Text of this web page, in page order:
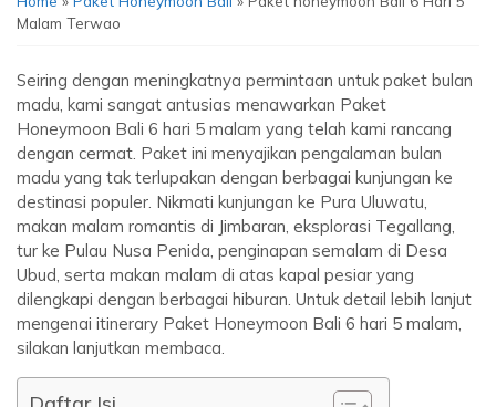
Malam Terwao
Seiring dengan meningkatnya permintaan untuk paket bulan
madu, kami sangat antusias menawarkan Paket
Honeymoon Bali 6 hari 5 malam yang telah kami rancang
dengan cermat. Paket ini menyajikan pengalaman bulan
madu yang tak terlupakan dengan berbagai kunjungan ke
destinasi populer. Nikmati kunjungan ke Pura Uluwatu,
makan malam romantis di Jimbaran, eksplorasi Tegallang,
tur ke Pulau Nusa Penida, penginapan semalam di Desa
Ubud, serta makan malam di atas kapal pesiar yang
dilengkapi dengan berbagai hiburan. Untuk detail lebih lanjut
mengenai itinerary Paket Honeymoon Bali 6 hari 5 malam,
silakan lanjutkan membaca.